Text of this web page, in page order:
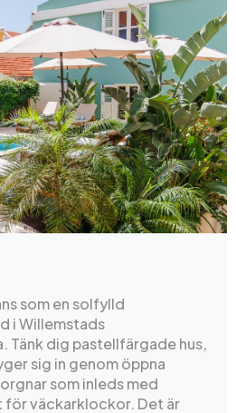
som en solfylld
i Willemstads
Tänk dig pastellfärgade hus,
sig in genom öppna
som inleds med
för väckarklockor. Det är